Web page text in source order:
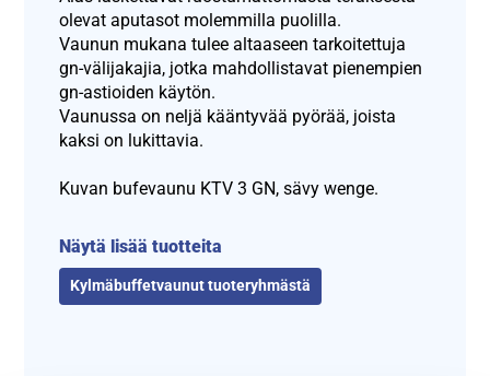
olevat aputasot molemmilla puolilla.
Vaunun mukana tulee altaaseen tarkoitettuja
gn-välijakajia, jotka mahdollistavat pienempien
gn-astioiden käytön.
Vaunussa on neljä kääntyvää pyörää, joista
kaksi on lukittavia.
Kuvan bufevaunu KTV 3 GN, sävy wenge.
Näytä lisää tuotteita
Kylmäbuffetvaunut tuoteryhmästä